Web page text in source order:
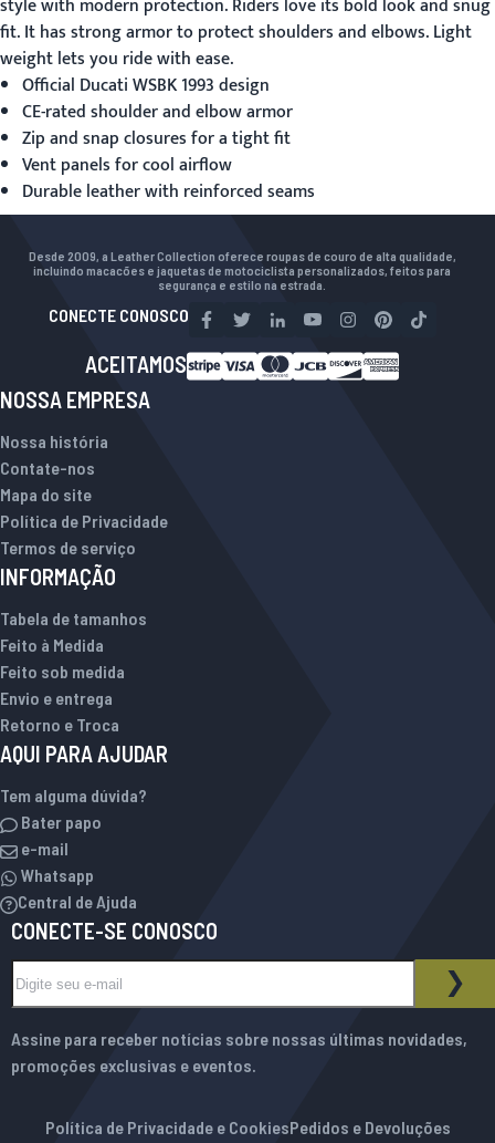
style with modern protection. Riders love its bold look and snug
fit. It has strong armor to protect shoulders and elbows. Light
weight lets you ride with ease.
Official Ducati WSBK 1993 design
CE-rated shoulder and elbow armor
Zip and snap closures for a tight fit
Vent panels for cool airflow
Durable leather with reinforced seams
Desde 2009, a Leather Collection oferece roupas de couro de alta qualidade,
incluindo macacões e jaquetas de motociclista personalizados, feitos para
segurança e estilo na estrada.
CONECTE CONOSCO
ACEITAMOS
NOSSA EMPRESA
Nossa história
Contate-nos
Mapa do site
Política de Privacidade
Termos de serviço
INFORMAÇÃO
Tabela de tamanhos
Feito à Medida
Feito sob medida
Envio e entrega
Retorno e Troca
AQUI PARA AJUDAR
Tem alguma dúvida?
Bater papo
e-mail
Whatsapp
Central de Ajuda
CONECTE-SE CONOSCO
BOLETIM INFORMATIVO
Assine para receber notícias sobre nossas últimas novidades,
promoções exclusivas e eventos.
Política de Privacidade e CookiesPedidos e Devoluções